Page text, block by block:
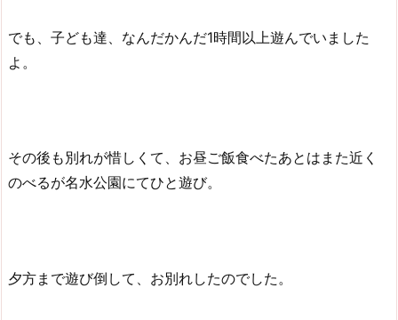
でも、子ども達、なんだかんだ1時間以上遊んでいました
よ。
その後も別れが惜しくて、お昼ご飯食べたあとはまた近く
のべるが名水公園にてひと遊び。
夕方まで遊び倒して、お別れしたのでした。